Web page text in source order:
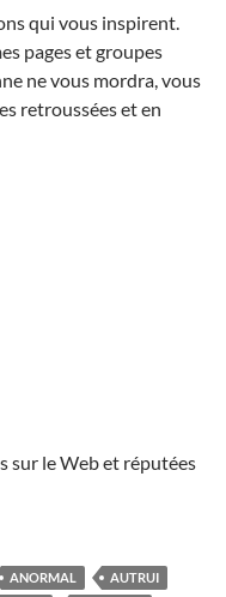
qui vous inspirent.
pages et groupes
ne vous mordra, vous
retroussées et en
sur le Web et réputées
ANORMAL AUTRUI